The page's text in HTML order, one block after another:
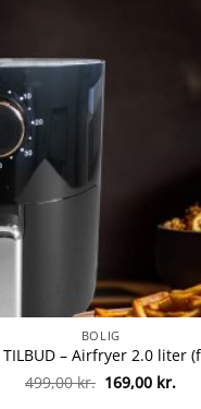
BOLIG
499,00kr. Den
oprindelige
169,00 kr.